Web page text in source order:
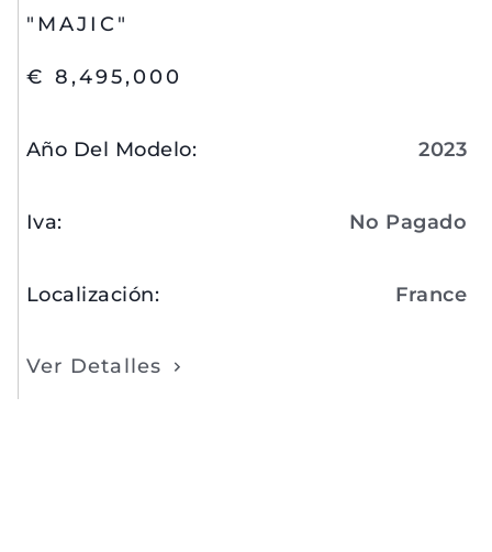
"MAJIC"
€ 8,495,000
Año Del Modelo: 2023
Iva: No Pagado
Localización: France
Ver Detalles